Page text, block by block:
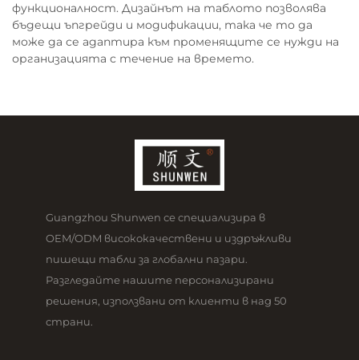
функционалност. Дизайнът на таблото позволява
бъдещи ъпгрейди и модификации, така че то да
може да се адаптира към променящите се нужди на
организацията с течение на времето.
Guangzhou Shunwen се специализира в
OEM/ODM висококачествени и издръжливи
пишещи табли за глобални пазари.
Разгледайте нашите персонализирани
решения, използвани от клиенти в над 50
страни.